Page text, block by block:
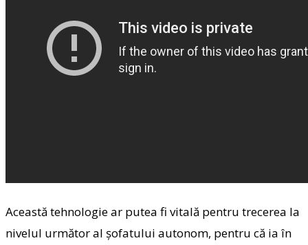
Această tehnologie ar putea fi vitală pentru trecerea la
nivelul următor al şofatului autonom, pentru că ia în